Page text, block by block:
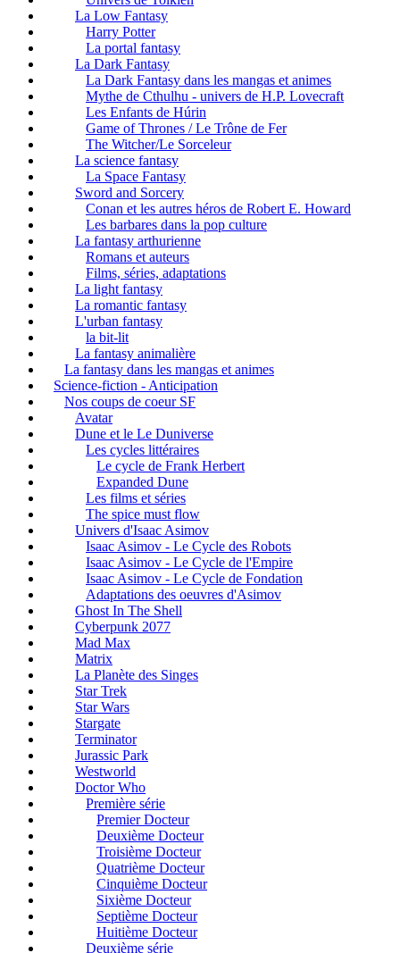
La Low Fantasy
Harry Potter
La portal fantasy
La Dark Fantasy
La Dark Fantasy dans les mangas et animes
Mythe de Cthulhu - univers de H.P. Lovecraft
Les Enfants de Húrin
Game of Thrones / Le Trône de Fer
The Witcher/Le Sorceleur
La science fantasy
La Space Fantasy
Sword and Sorcery
Conan et les autres héros de Robert E. Howard
Les barbares dans la pop culture
La fantasy arthurienne
Romans et auteurs
Films, séries, adaptations
La light fantasy
La romantic fantasy
L'urban fantasy
la bit-lit
La fantasy animalière
La fantasy dans les mangas et animes
Science-fiction - Anticipation
Nos coups de coeur SF
Avatar
Dune et le Le Duniverse
Les cycles littéraires
Le cycle de Frank Herbert
Expanded Dune
Les films et séries
The spice must flow
Univers d'Isaac Asimov
Isaac Asimov - Le Cycle des Robots
Isaac Asimov - Le Cycle de l'Empire
Isaac Asimov - Le Cycle de Fondation
Adaptations des oeuvres d'Asimov
Ghost In The Shell
Cyberpunk 2077
Mad Max
Matrix
La Planète des Singes
Star Trek
Star Wars
Stargate
Terminator
Jurassic Park
Westworld
Doctor Who
Première série
Premier Docteur
Deuxième Docteur
Troisième Docteur
Quatrième Docteur
Cinquième Docteur
Sixième Docteur
Septième Docteur
Huitième Docteur
Deuxième série